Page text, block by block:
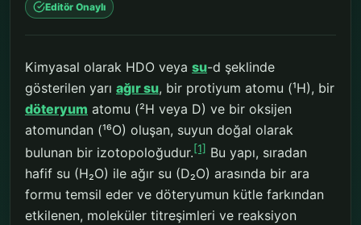
Editör Onaylı
Kimyasal olarak HDO veya su-d şeklinde
gösterilen yarı ağır su, bir protiyum atomu (¹H), bir
döteryum atomu (²H veya D) ve bir oksijen
atomundan (¹⁶O) oluşan, suyun doğal olarak
bulunan bir izotopoloğudur.[1] Bu yapı, sıradan
hafif su (H₂O) ile ağır su (D₂O) arasında bir ara
formu temsil eder ve döteryumun kütle farkından
etkilenen, moleküler titreşimleri ve reaksiyon